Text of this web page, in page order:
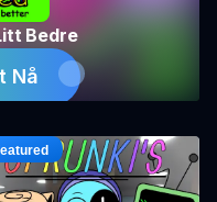
Bedre
Nå